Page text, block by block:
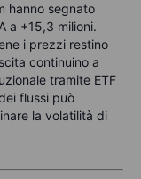
hanno segnato
a +15,3 milioni.
i prezzi restino
continuino a
tramite ETF
flussi può
la volatilità di